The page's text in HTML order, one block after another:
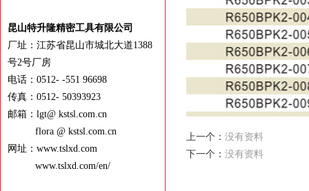
昆山特升隆精密工具有限公司
厂址：江苏省昆山市城北大道1388
号2号厂房
电话：0512- -551 96698
传真：0512- 50393923
邮箱：lgt@ kstsl.com.cn
flora @ kstsl.com.cn
网址：www.tslxd.com
www.tslxd.com/en/
上一个： 没有资料
下一个： 没有资料